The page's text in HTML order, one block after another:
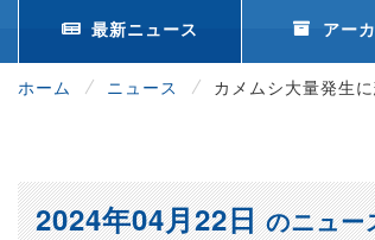
最新ニュース アー
ホーム ニュース カメムシ大量発生
2024年04月22日のニュー